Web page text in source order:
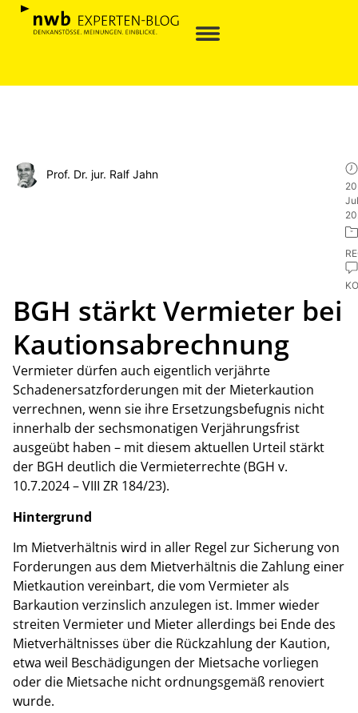
Prof. Dr. jur. Ralf Jahn
BGH stärkt Vermieter bei
Kautionsabrechnung
Vermieter dürfen auch eigentlich verjährte
Schadenersatzforderungen mit der Mieterkaution
verrechnen, wenn sie ihre Ersetzungsbefugnis nicht
innerhalb der sechsmonatigen Verjährungsfrist
ausgeübt haben – mit diesem aktuellen Urteil stärkt
der BGH deutlich die Vermieterrechte (BGH v.
10.7.2024 – VIII ZR 184/23).
Hintergrund
Im Mietverhältnis wird in aller Regel zur Sicherung von
Forderungen aus dem Mietverhältnis die Zahlung einer
Mietkaution vereinbart, die vom Vermieter als
Barkaution verzinslich anzulegen ist. Immer wieder
streiten Vermieter und Mieter allerdings bei Ende des
Mietverhältnisses über die Rückzahlung der Kaution,
etwa weil Beschädigungen der Mietsache vorliegen
oder die Mietsache nicht ordnungsgemäß renoviert
wurde.